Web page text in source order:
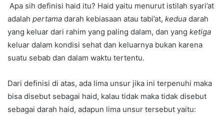
Apa sih definisi haid itu? Haid yaitu menurut istilah syari’at
adalah pertama darah kebiasaan atau tabi’at, kedua darah
yang keluar dari rahim yang paling dalam, dan yang ketiga
keluar dalam kondisi sehat dan keluarnya bukan karena
suatu sebab dan dalam waktu tertentu.
Dari definisi di atas, ada lima unsur jika ini terpenuhi maka
bisa disebut sebagai haid, kalau tidak maka tidak disebut
sebagai darah haid, adapun lima unsur tersebut yaitu: